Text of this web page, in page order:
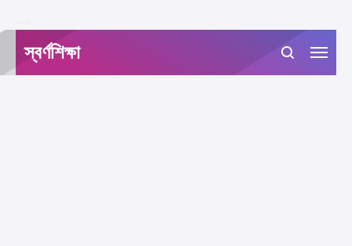
স্বর্ণশিক্ষা